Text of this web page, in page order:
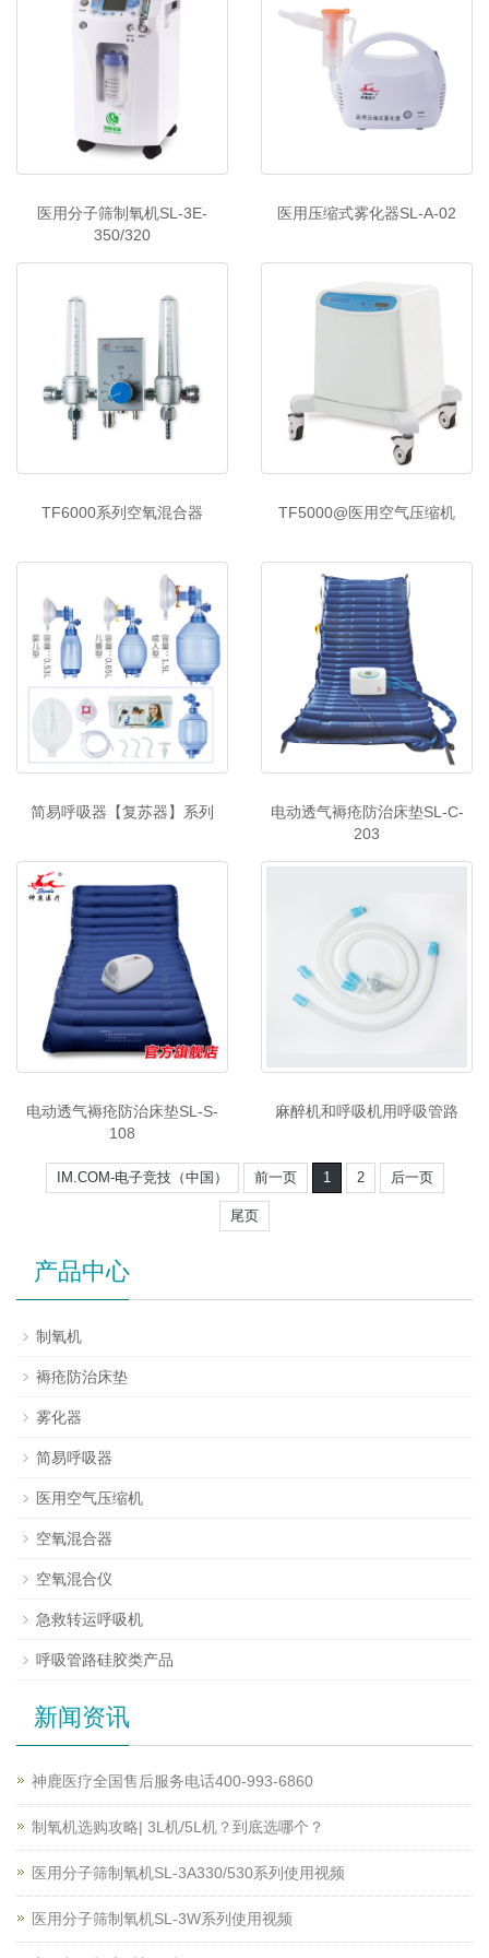
医用分子筛制氧机SL-3E-
350/320
医用压缩式雾化器SL-A-02
TF6000系列空氧混合器 TF5000@医用空气压缩机
简易呼吸器【复苏器】系列
电动透气褥疮防治床垫SL-C-
203
电动透气褥疮防治床垫SL-S-
108
麻醉机和呼吸机用呼吸管路
IM.COM-电子竞技（中国） 前一页 1 2 后一页
尾页
产品中心
制氧机
褥疮防治床垫
雾化器
简易呼吸器
医用空气压缩机
空氧混合器
空氧混合仪
急救转运呼吸机
呼吸管路硅胶类产品
新闻资讯
神鹿医疗全国售后服务电话400-993-6860
制氧机选购攻略| 3L机/5L机？到底选哪个？
医用分子筛制氧机SL-3A330/530系列使用视频
医用分子筛制氧机SL-3W系列使用视频